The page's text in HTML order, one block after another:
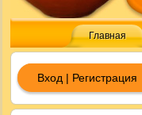
Главная
Вход | Регистрация